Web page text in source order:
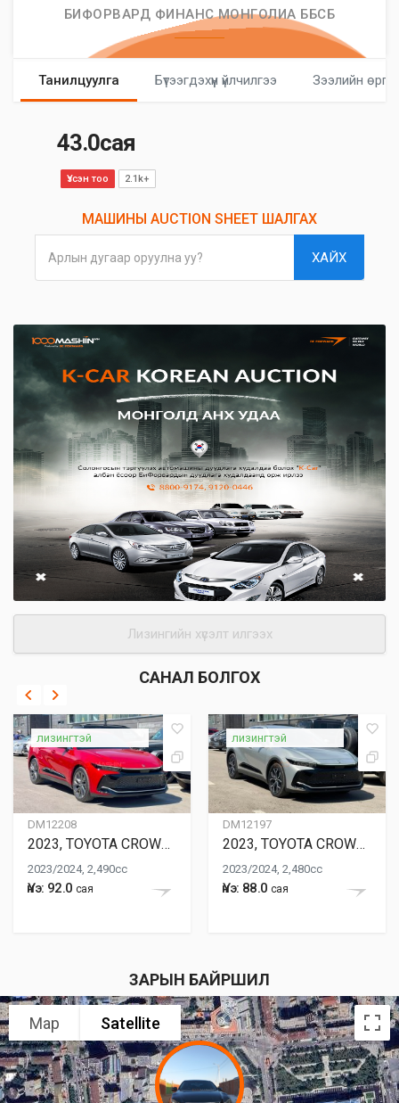
БИФОРВАРД ФИНАНС МОНГОЛИА ББСБ
Танилцуулга Бүтээгдэхүүн үйлчилгээ Зээлийн
43.0сая
Үзсэн тоо 2.1k+
МАШИНЫ AUCTION SHEET ШАЛГАХ
Арлын дугаар оруулна уу? ХАЙХ
Лизингийн хүсэлт илгээх
САНАЛ БОЛГОХ
DM12208
лизингтэй
2023, TOYOTA CROWN HYBRID
2023/2024, 2,490cc
Үнэ: 92.0 сая
DM12197
лизингтэй
2023, TOYOTA CROWN HYBRID
2023/2024, 2,480cc
Үнэ: 88.0 сая
ЗАРЫН БАЙРШИЛ
Map Satellite